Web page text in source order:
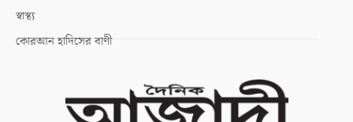
স্বাস্থ্য
কোরআন হাদিসের বাণী